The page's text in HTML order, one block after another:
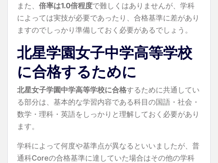
また、 倍率は1.0倍程度で難しくはありませんが、学科
によっては実技が必要であったり、合格基準に差があり
ますのでしっかり準備しておく必要があるでしょう。
北星学園女子中学高等学校
に合格するために
北星女子学園中学高等学校に合格するために共通してい
る部分は、基本的な学習内容である科目の国語・社会・
数学・理科・英語をしっかりと理解しておく必要があり
ます。
学科によって何度や基準点が異なるといいましたが、普
通科Coreの合格基準に達していた場合はその他の学科